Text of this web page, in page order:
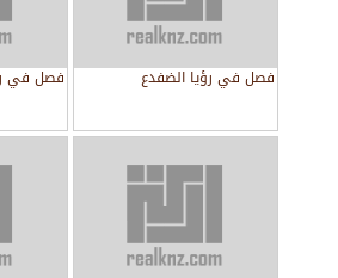
فصل في رؤيا الضفدع فصل في